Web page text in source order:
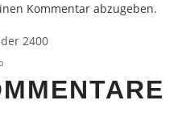
Kommentar abzugeben.
2400